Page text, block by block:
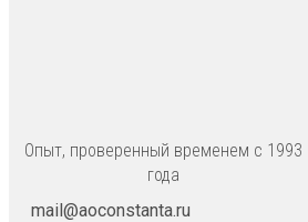
Опыт, проверенный временем с 1993
года
mail@aoconstanta.ru